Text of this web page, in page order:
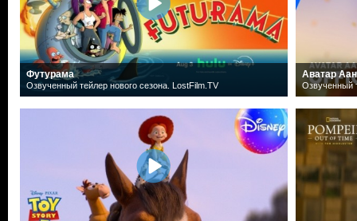
Футурама
Озвученный тейлер нового сезона. LostFilm.TV
Аватар
Озвученный